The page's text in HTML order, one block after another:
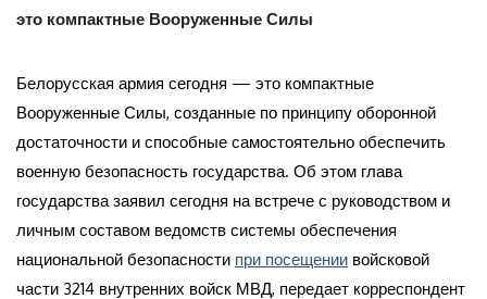
это компактные Вооруженные Силы
Белорусская армия сегодня — это компактные
Вооруженные Силы, созданные по принципу оборонной
достаточности и способные самостоятельно обеспечить
военную безопасность государства. Об этом глава
государства заявил сегодня на встрече с руководством и
личным составом ведомств системы обеспечения
национальной безопасности при посещении войсковой
части 3214 внутренних войск МВД, передает корреспондент